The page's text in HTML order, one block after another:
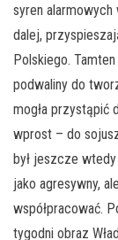
syren
dalej,
Polskiego.
podwaliny do
mogła przystąpić
wprost – do
był jeszcze
jako agresywny,
współpracować.
tygodni obraz